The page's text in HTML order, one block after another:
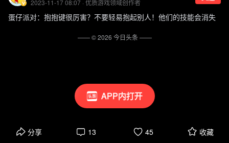
APP内打开
2023-11-17 08:07 · 优质游戏领域创作者
蛋仔派对：抱抱键很厉害？不要轻易抱起别人！他们的技能会消失
分享 13 45 收藏
—— ©2026 今日头条——